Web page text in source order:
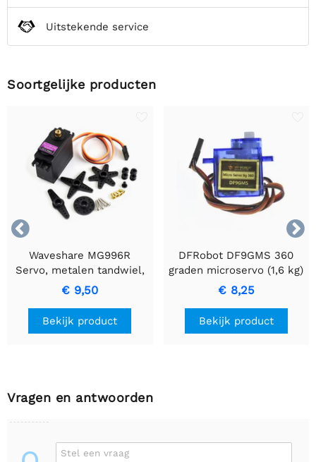
Uitstekende service
Soortgelijke producten


Waveshare MG996R
Servo, metalen tandwiel,
hoge koppel
€ 9,50
Bekijk product
DFRobot DF9GMS 360
graden microservo (1,6 kg)
€ 8,25
Bekijk product
Vragen en antwoorden
Stel een vraag